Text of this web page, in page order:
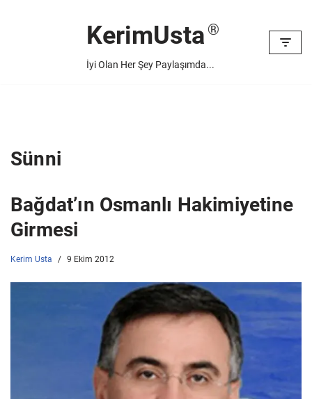
KerimUsta
İyi Olan Her Şey Paylaşımda...
Sünni
Bağdat’ın Osmanlı Hakimiyetine
Girmesi
Kerim Usta 9 Ekim 2012